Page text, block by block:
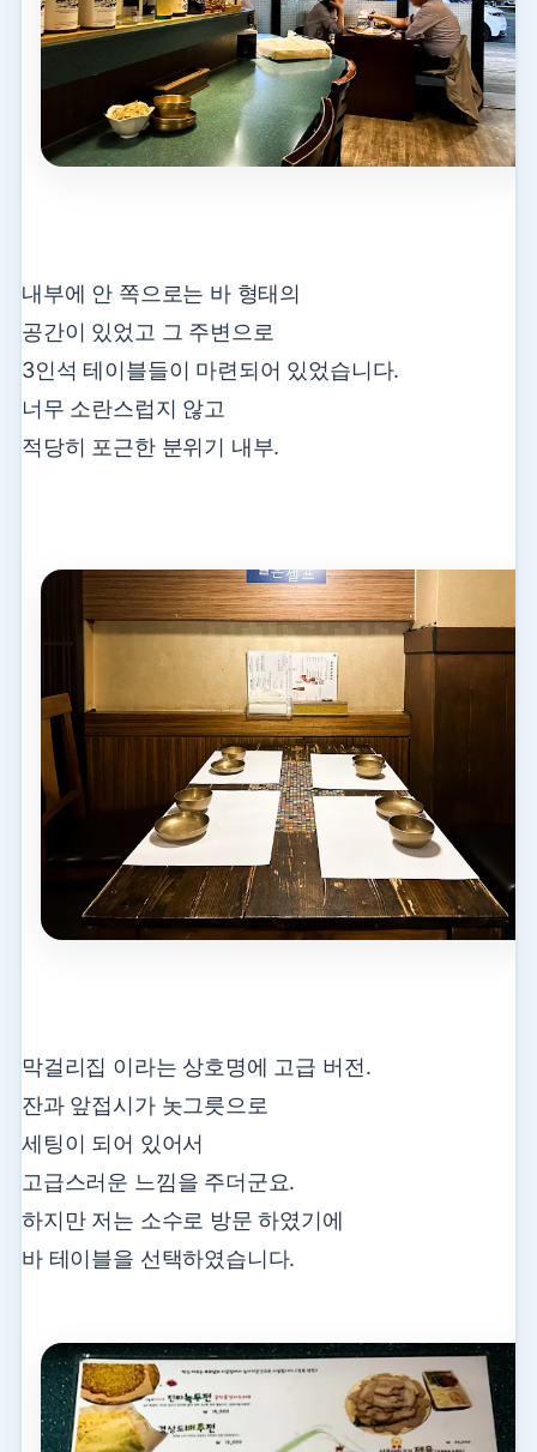
내부에 안 쪽으로는 바 형태의
공간이 있었고 그 주변으로
3인석 테이블들이 마련되어 있었습니다.
너무 소란스럽지 않고
적당히 포근한 분위기 내부.
막걸리집 이라는 상호명에 고급 버전.
잔과 앞접시가 놋그릇으로
세팅이 되어 있어서
고급스러운 느낌을 주더군요.
하지만 저는 소수로 방문 하였기에
바 테이블을 선택하였습니다.